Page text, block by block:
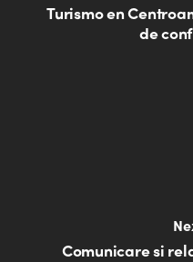
Turismo en
de
Comunicare si